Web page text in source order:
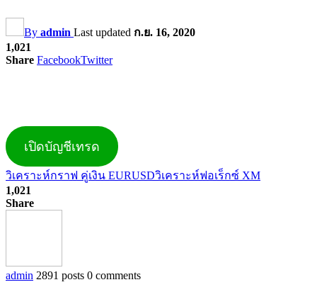
By admin Last updated ก.ย. 16, 2020
1,021
Share FacebookTwitter
เปิดบัญชีเทรด
วิเคราะห์กราฟ คู่เงิน EURUSDวิเคราะห์ฟอเร็กซ์ XM
1,021
Share
admin 2891 posts 0 comments